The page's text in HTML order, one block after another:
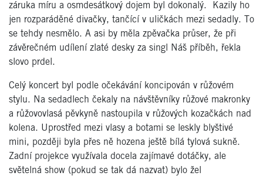
záruka míru a osmdesátkový dojem byl dokonalý. Kazily ho
jen rozparáděné divačky, tančící v uličkách mezi sedadly. To
se tehdy nesmělo. A asi by měla zpěvačka průser, že při
závěrečném udílení zlaté desky za singl Náš příběh, řekla
slovo prdel.
Celý koncert byl podle očekávání koncipován v růžovém
stylu. Na sedadlech čekaly na návštěvníky růžové makronky
a růžovovlasá pěvkyně nastoupila v růžových kozačkách nad
kolena. Uprostřed mezi vlasy a botami se leskly blyštivé
mini, později byla přes ně hozena ještě bílá tylová sukně.
Zadní projekce využívala docela zajímavé dotáčky, ale
světelná show (pokud se tak dá nazvat) bylo žel